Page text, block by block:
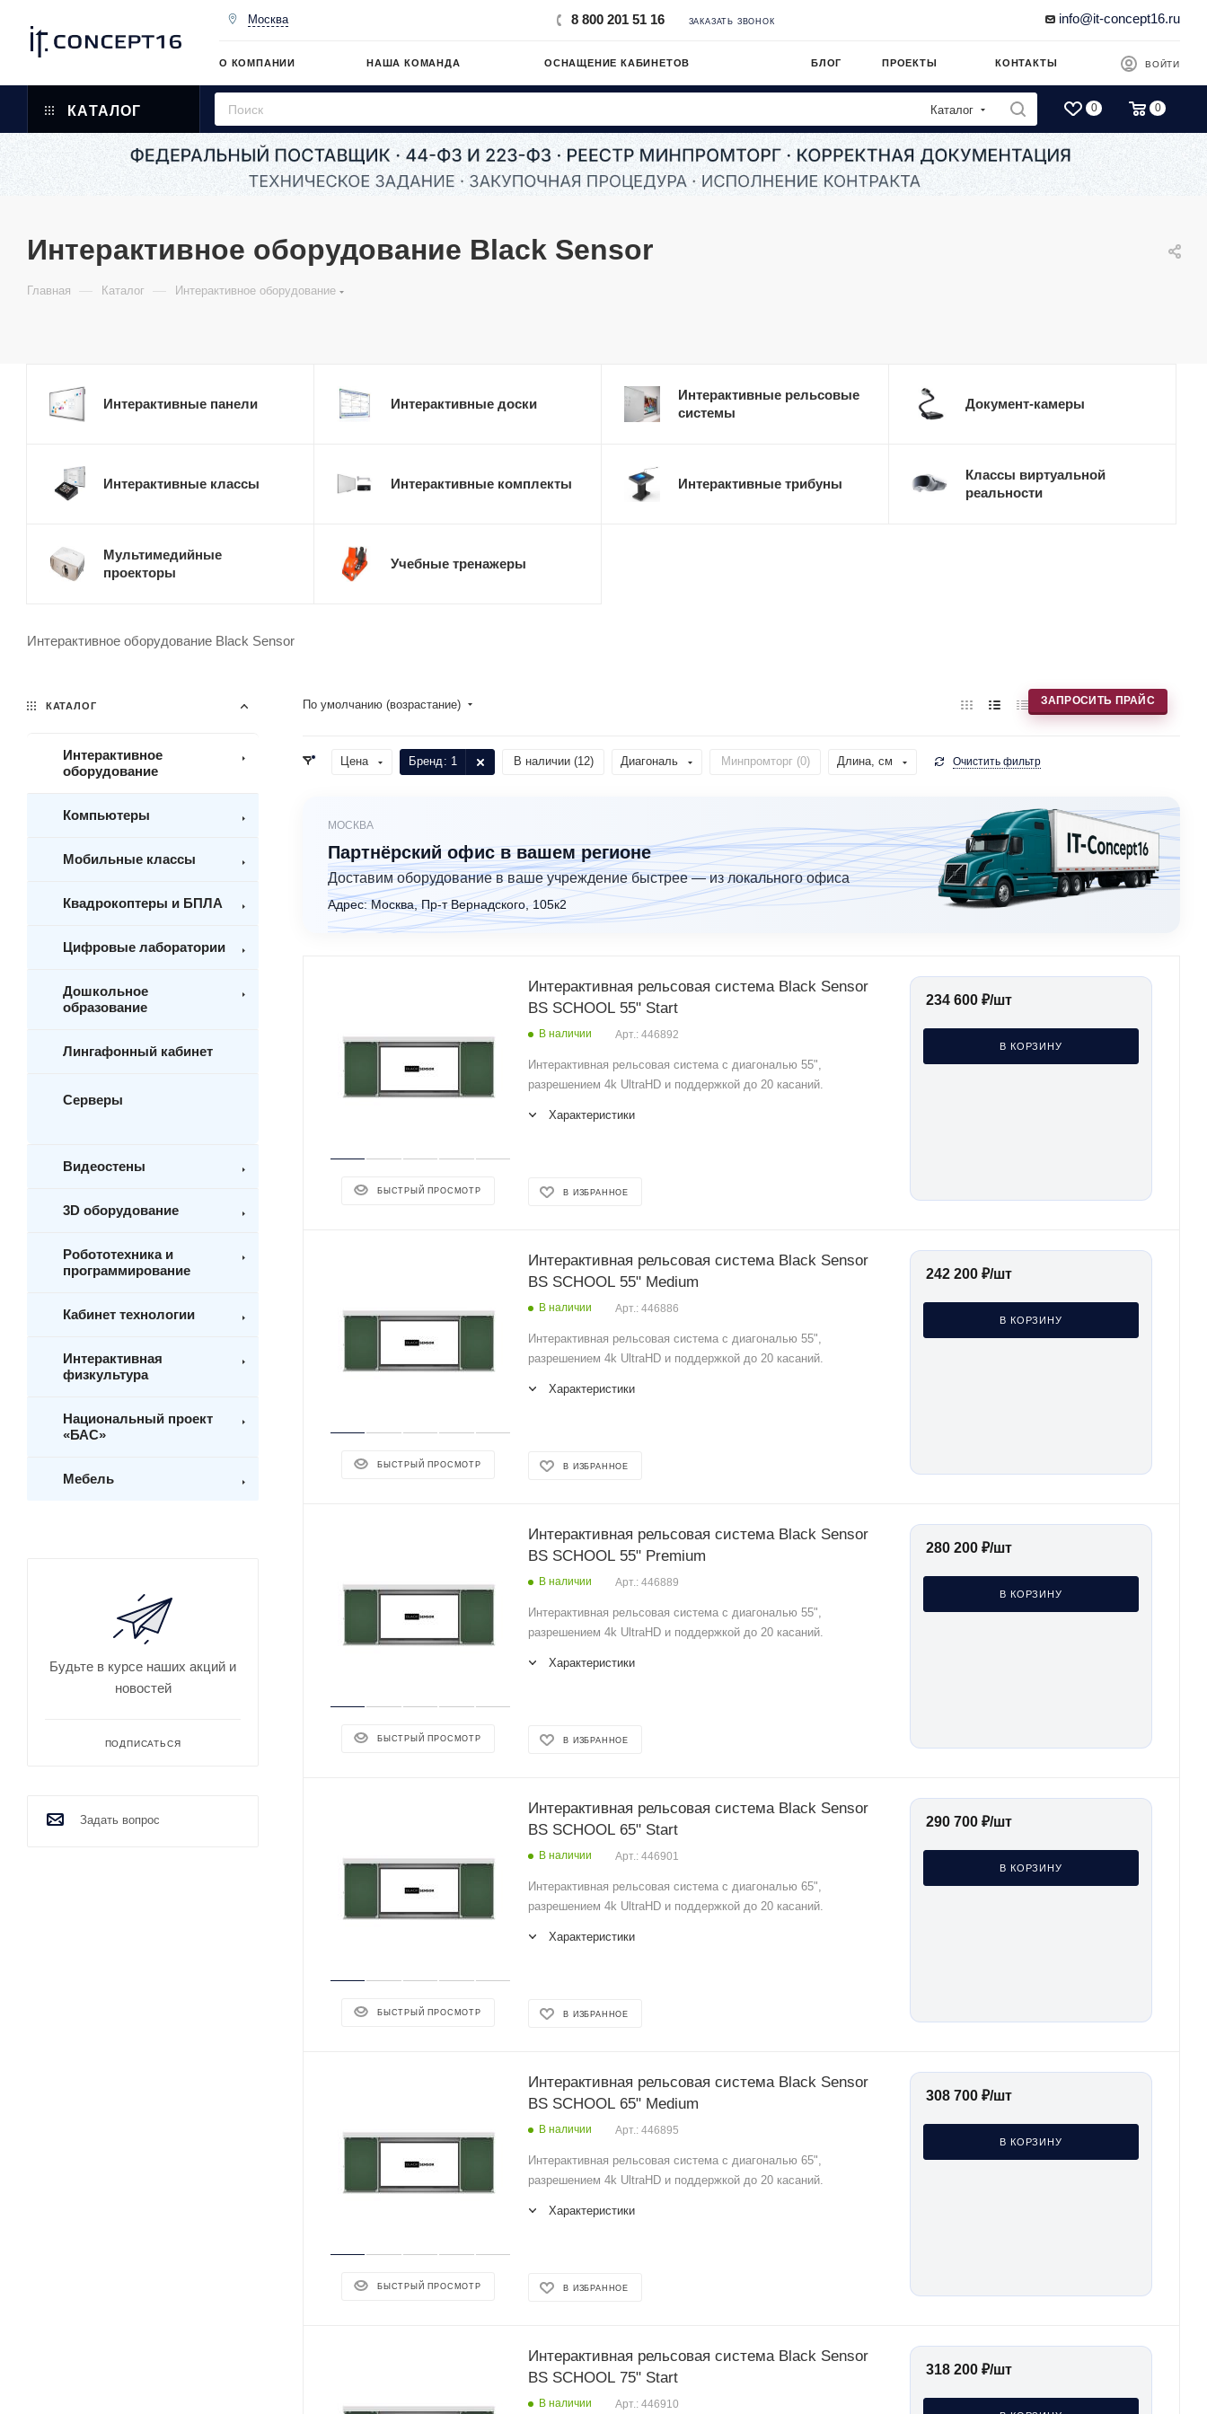
Москва 8 800 201 51 16 ЗАКАЗАТЬ ЗВОНОК info@it-concept16.ru
О КОМПАНИИ НАША КОМАНДА ОСНАЩЕНИЕ КАБИНЕТОВ БЛОГ ПРОЕКТЫ КОНТАКТЫ ВОЙТИ
КАТАЛОГ Каталог 0 0
Интерактивное оборудование Black Sensor
Главная — Каталог — Интерактивное оборудование
Интерактивные панели Интерактивные доски
Интерактивные рельсовые
системы
Документ-камеры
Интерактивные классы Интерактивные комплекты Интерактивные трибуны
Классы виртуальной
реальности
Мультимедийные
проекторы
Учебные тренажеры
Интерактивное оборудование Black Sensor
По умолчанию (возрастание) ЗАПРОСИТЬ ПРАЙС
Цена Бренд: 1 В наличии (12) Диагональ Минпромторг (0) Длина, см Очистить фильтр
МОСКВА
Партнёрский офис в вашем регионе
Доставим оборудование в ваше учреждение быстрее — из локального офиса
Адрес: Москва, Пр-т Вернадского, 105к2
БЫСТРЫЙ ПРОСМОТР
Интерактивная рельсовая система Black Sensor
BS SCHOOL 55" Start
В наличии Арт.: 446892
Интерактивная рельсовая система с диагональю 55",
разрешением 4k UltraHD и поддержкой до 20 касаний.
Характеристики
В ИЗБРАННОЕ
234 600 ₽/шт
В КОРЗИНУ
БЫСТРЫЙ ПРОСМОТР
Интерактивная рельсовая система Black Sensor
BS SCHOOL 55" Medium
В наличии Арт.: 446886
Интерактивная рельсовая система с диагональю 55",
разрешением 4k UltraHD и поддержкой до 20 касаний.
Характеристики
В ИЗБРАННОЕ
242 200 ₽/шт
В КОРЗИНУ
БЫСТРЫЙ ПРОСМОТР
Интерактивная рельсовая система Black Sensor
BS SCHOOL 55" Premium
В наличии Арт.: 446889
Интерактивная рельсовая система с диагональю 55",
разрешением 4k UltraHD и поддержкой до 20 касаний.
Характеристики
В ИЗБРАННОЕ
280 200 ₽/шт
В КОРЗИНУ
БЫСТРЫЙ ПРОСМОТР
Интерактивная рельсовая система Black Sensor
BS SCHOOL 65" Start
В наличии Арт.: 446901
Интерактивная рельсовая система с диагональю 65",
разрешением 4k UltraHD и поддержкой до 20 касаний.
Характеристики
В ИЗБРАННОЕ
290 700 ₽/шт
В КОРЗИНУ
БЫСТРЫЙ ПРОСМОТР
Интерактивная рельсовая система Black Sensor
BS SCHOOL 65" Medium
В наличии Арт.: 446895
Интерактивная рельсовая система с диагональю 65",
разрешением 4k UltraHD и поддержкой до 20 касаний.
Характеристики
В ИЗБРАННОЕ
308 700 ₽/шт
В КОРЗИНУ
Интерактивная рельсовая система Black Sensor
BS SCHOOL 75" Start
В наличии Арт.: 446910
318 200 ₽/шт
КАТАЛОГ
Интерактивное
оборудование
Компьютеры
Мобильные классы
Квадрокоптеры и БПЛА
Цифровые лаборатории
Дошкольное
образование
Лингафонный кабинет
Серверы
Видеостены
3D оборудование
Робототехника и
программирование
Кабинет технологии
Интерактивная
физкультура
Национальный проект
«БАС»
Мебель
Будьте в курсе наших акций и
новостей
ПОДПИСАТЬСЯ
Задать вопрос